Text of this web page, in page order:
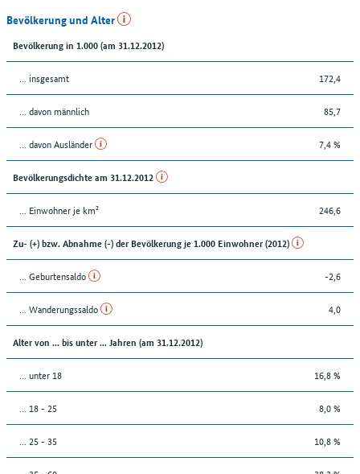
Bevölkerung und Alter
Bevölkerung in 1.000 (am 31.12.2012)
... insgesamt 172,4
... davon männlich 85,7
... davon Ausländer 7,4 %
Bevölkerungsdichte am 31.12.2012
... Einwohner je km² 246,6
Zu- (+) bzw. Abnahme (-) der Bevölkerung je 1.000 Einwohner (2012)
... Geburtensaldo -2,6
... Wanderungssaldo 4,0
Alter von ... bis unter ... Jahren (am 31.12.2012)
... unter 18 16,8 %
... 18 - 25 8,0 %
... 25 - 35 10,8 %